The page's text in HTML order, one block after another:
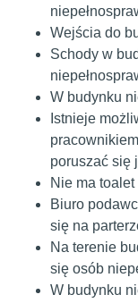
Wejścia do
Schody w
W budynku
Istnieje
poruszać się
Nie ma
Biuro
się na
Na terenie
się osób
W budynku